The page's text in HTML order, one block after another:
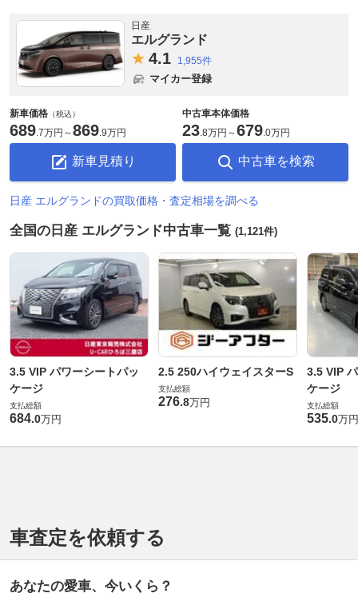
日産
エルグランド
4.1 1,955件
マイカー登録
新車価格 （税込）
689.7万円 ～869.9万円
新車見積り
中古車本体価格
23.8万円 ～679.0万円
中古車を検索
日産 エルグランドの買取価格・査定相場を調べる
全国の日産 エルグランド中古車一覧 (1,121件)
3.5 VIP パワーシートパッ
ケージ
支払総額
684.0万円
2.5 250ハイウェイスターS
支払総額
276.8万円
3.5 VIP
ケージ
支払総額
535.0万円
車査定を依頼する
あなたの愛車、今いくら？